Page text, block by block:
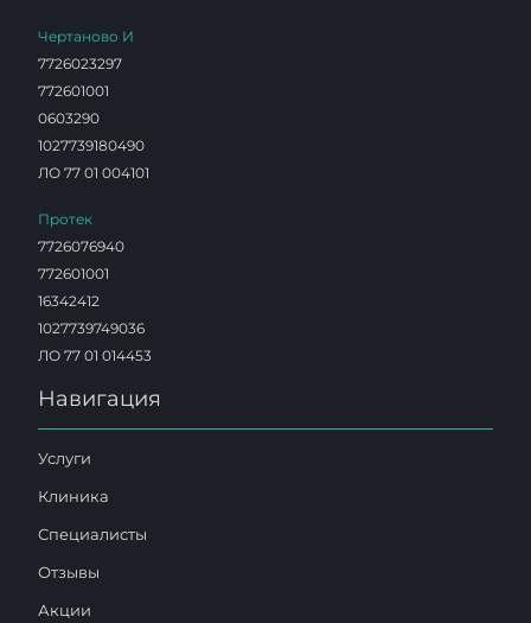
Чертаново И
7726023297
772601001
0603290
1027739180490
ЛО 77 01 004101
Протек
7726076940
772601001
16342412
1027739749036
ЛО 77 01 014453
Навигация
Услуги
Клиника
Специалисты
Отзывы
Акции